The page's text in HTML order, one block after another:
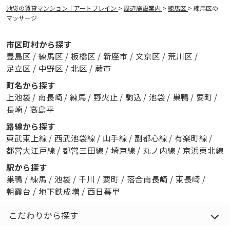
池袋の賃貸マンション｜アートブレイン > 周辺施設案内 > 練馬区 > 練馬区の
マッサージ
市区町村から探す
豊島区 / 練馬区 / 板橋区 / 新座市 / 文京区 / 荒川区 /
足立区 / 中野区 / 北区 / 蕨市
町名から探す
上池袋 / 南長崎 / 練馬 / 野火止 / 駒込 / 池袋 / 巣鴨 / 要町 /
長崎 / 高島平
路線から探す
東武東上線 / 西武池袋線 / 山手線 / 副都心線 / 有楽町線 /
都営大江戸線 / 都営三田線 / 埼京線 / 丸ノ内線 / 京浜東北線
駅から探す
巣鴨 / 練馬 / 池袋 / 千川 / 要町 / 落合南長崎 / 東長崎 /
朝霞台 / 地下鉄成増 / 西日暮里
こだわりから探す